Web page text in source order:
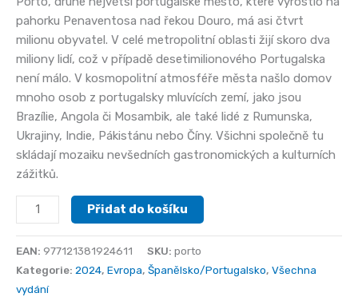
pahorku Penaventosa nad řekou Douro, má asi čtvrt
milionu obyvatel. V celé metropolitní oblasti žijí skoro dva
miliony lidí, což v případě desetimilionového Portugalska
není málo. V kosmopolitní atmosféře města našlo domov
mnoho osob z portugalsky mluvících zemí, jako jsou
Brazílie, Angola či Mosambik, ale také lidé z Rumunska,
Ukrajiny, Indie, Pákistánu nebo Číny. Všichni společně tu
skládají mozaiku nevšedních gastronomických a kulturních
zážitků.
Porto
množství
Přidat do košíku
EAN: 977121381924611 SKU: porto
Kategorie: 2024, Evropa, Španělsko/Portugalsko, Všechna
vydání